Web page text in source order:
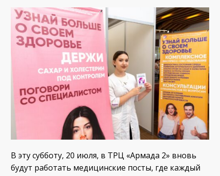
В эту субботу, 20 июля, в ТРЦ «Армада 2» вновь
будут работать медицинские посты, где каждый